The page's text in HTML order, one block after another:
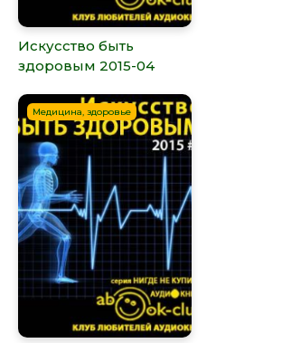
Искусство быть
здоровым 2015-04
Медицина, здоровье